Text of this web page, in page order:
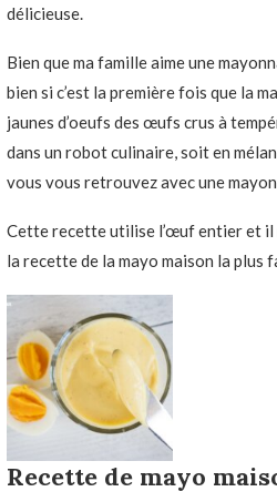
délicieuse.
Bien que ma famille aime une
bien si c’est la première fois que la
jaunes d’oeufs des œufs crus à
dans un robot culinaire, soit en
vous vous retrouvez avec une
Cette recette utilise l’œuf entier et il
la recette de la mayo maison la plus
Recette de mayo